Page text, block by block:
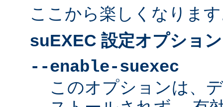
ここから楽しくなりま
suEXEC 設定オプション
--enable-suexec
このオプションは、